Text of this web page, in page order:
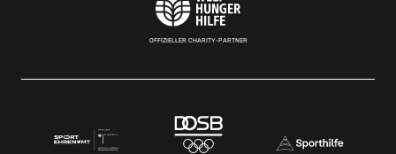
OFFIZIELLER CHARITY-PARTNER